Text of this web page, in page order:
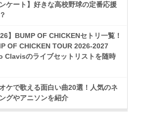
ンケート】好きな高校野球の定番応援
】BUMP OF CHICKENセトリ一覧！
OF CHICKEN TOUR 2026-2027
Clavisのライブセットリストを随時
ケで歌える面白い曲20選！人気のネ
グやアニソンを紹介